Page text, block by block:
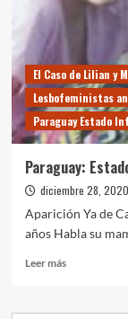
El Caso de Lilian y
Lesbofeministas
Paraguay Estado
Paraguay:
diciembre 28, 2020
Aparición Ya de
años Habla su
Leer másLeer
Paraguay: